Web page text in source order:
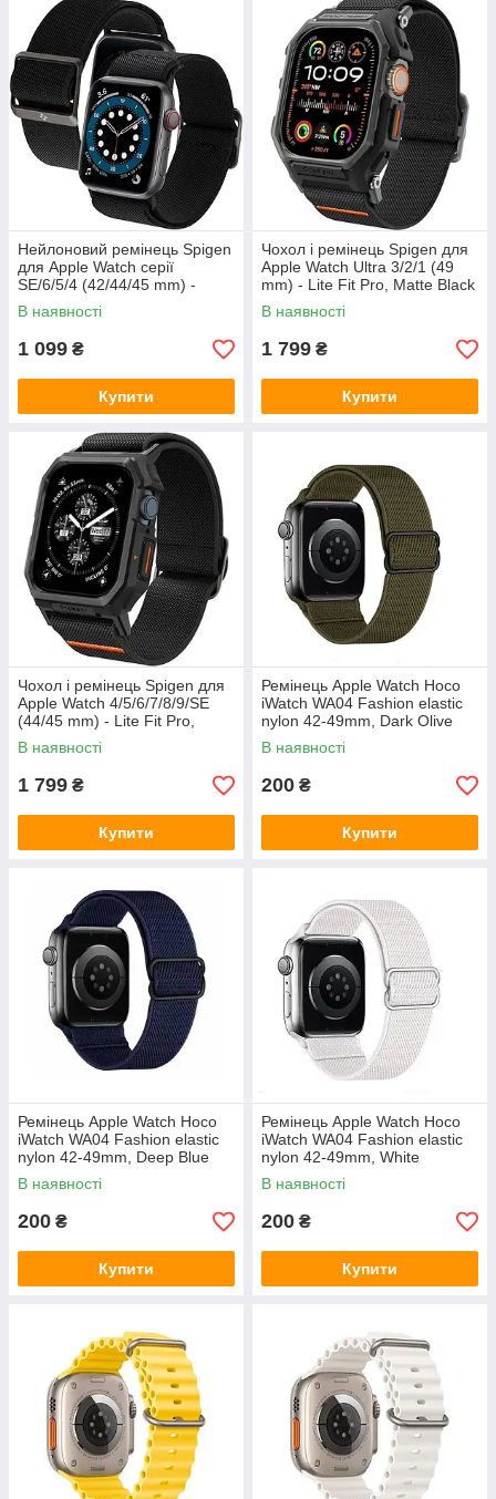
Нейлоновий ремінець Spigen
для Apple Watch серії
SE/6/5/4 (42/44/45 mm) -
Band Lite Fit (AMP02286)
В наявності
1 099 ₴
Купити
Чохол і ремінець Spigen для
Apple Watch Ultra 3/2/1 (49
mm) - Lite Fit Pro, Matte Black
(ACS07104)
В наявності
1 799 ₴
Купити
Чохол і ремінець Spigen для
Apple Watch 4/5/6/7/8/9/SE
(44/45 mm) - Lite Fit Pro,
Matte Black (ACS07103)
В наявності
1 799 ₴
Купити
Ремінець Apple Watch Hoco
iWatch WA04 Fashion elastic
nylon 42-49mm, Dark Olive
Green (786753)
В наявності
200 ₴
Купити
Ремінець Apple Watch Hoco
iWatch WA04 Fashion elastic
nylon 42-49mm, Deep Blue
(786630)
В наявності
200 ₴
Купити
Ремінець Apple Watch Hoco
iWatch WA04 Fashion elastic
nylon 42-49mm, White
(786593)
В наявності
200 ₴
Купити